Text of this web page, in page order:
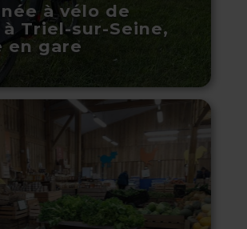
à vélo de
à Triel-sur-Seine,
en gare